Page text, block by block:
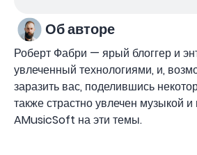
Об авторе
Роберт Фабри — ярый блоггер и
увлеченный технологиями, и,
заразить вас, поделившись
также страстно увлечен музыкой
AMusicSoft на эти темы.